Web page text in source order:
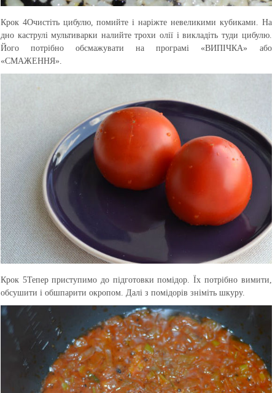
Крок 4Очистіть цибулю, помийте і наріжте невеликими кубиками. На
дно каструлі мультиварки налийте трохи олії і викладіть туди цибулю.
Його потрібно обсмажувати на програмі «ВИПІЧКА» або
«СМАЖЕННЯ».
Крок 5Тепер приступимо до підготовки помідор. Їх потрібно вимити,
обсушити і обшпарити окропом. Далі з помідорів зніміть шкуру.